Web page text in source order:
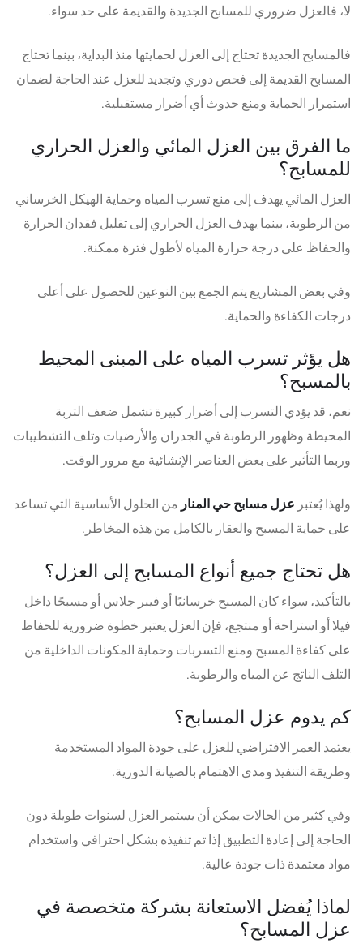
لا، فالعزل ضروري للمسابح الجديدة والقديمة على حد سواء.
فالمسابح الجديدة تحتاج إلى العزل لحمايتها منذ البداية، بينما تحتاج
المسابح القديمة إلى فحص دوري وتجديد للعزل عند الحاجة لضمان
استمرار الحماية ومنع حدوث أي أضرار مستقبلية.
ما الفرق بين العزل المائي والعزل الحراري
للمسابح؟
العزل المائي يهدف إلى منع تسرب المياه وحماية الهيكل الخرساني
من الرطوبة، بينما يهدف العزل الحراري إلى تقليل فقدان الحرارة
والحفاظ على درجة حرارة المياه لأطول فترة ممكنة.
وفي بعض المشاريع يتم الجمع بين النوعين للحصول على أعلى
درجات الكفاءة والحماية.
هل يؤثر تسرب المياه على المبنى المحيط
بالمسبح؟
نعم، قد يؤدي التسرب إلى أضرار كبيرة تشمل ضعف التربة
المحيطة وظهور الرطوبة في الجدران والأرضيات وتلف التشطيبات
وربما التأثير على بعض العناصر الإنشائية مع مرور الوقت.
ولهذا يُعتبر عزل مسابح حي المنار من الحلول الأساسية التي تساعد
على حماية المسبح والعقار بالكامل من هذه المخاطر.
هل تحتاج جميع أنواع المسابح إلى العزل؟
بالتأكيد، سواء كان المسبح خرسانيًا أو فيبر جلاس أو مسبحًا داخل
فيلا أو استراحة أو منتجع، فإن العزل يعتبر خطوة ضرورية للحفاظ
على كفاءة المسبح ومنع التسربات وحماية المكونات الداخلية من
التلف الناتج عن المياه والرطوبة.
كم يدوم عزل المسابح؟
يعتمد العمر الافتراضي للعزل على جودة المواد المستخدمة
وطريقة التنفيذ ومدى الاهتمام بالصيانة الدورية.
وفي كثير من الحالات يمكن أن يستمر العزل لسنوات طويلة دون
الحاجة إلى إعادة التطبيق إذا تم تنفيذه بشكل احترافي واستخدام
مواد معتمدة ذات جودة عالية.
لماذا يُفضل الاستعانة بشركة متخصصة في
عزل المسابح؟